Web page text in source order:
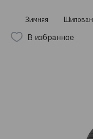
Зимняя
В избранное